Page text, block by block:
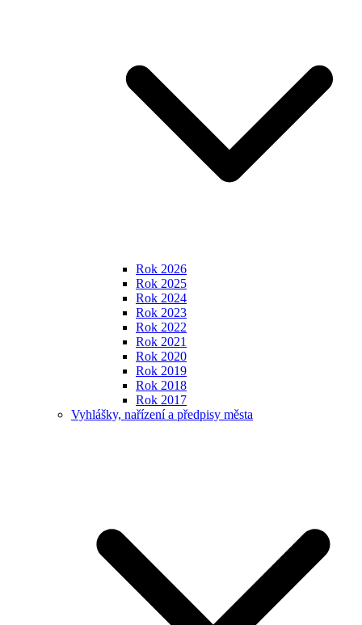
Rok 2026
Rok 2025
Rok 2024
Rok 2023
Rok 2022
Rok 2021
Rok 2020
Rok 2019
Rok 2018
Rok 2017
Vyhlášky, nařízení a předpisy města